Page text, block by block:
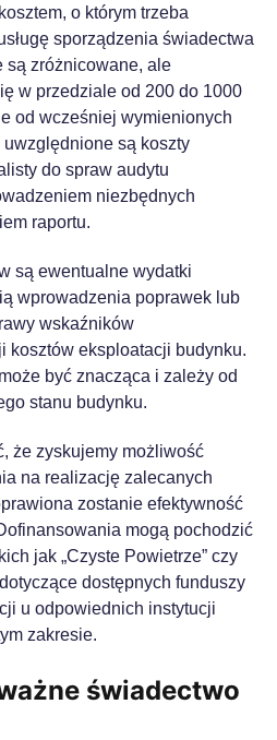
o którym trzeba
sporządzenia świadectwa
są zróżnicowane, ale
w przedziale od 200 do 1000
od wcześniej wymienionych
uwzględnione są koszty
do spraw audytu
niezbędnych
raportu.
są ewentualne wydatki
wprowadzenia poprawek lub
wskaźników
kosztów eksploatacji budynku.
być znacząca i zależy od
stanu budynku.
że zyskujemy możliwość
na realizację zalecanych
zostanie efektywność
mogą pochodzić
jak „Czyste Powietrze” czy
dostępnych funduszy
u odpowiednich instytucji
zakresie.
świadectwo